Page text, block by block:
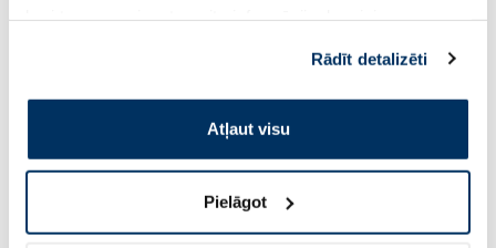
pakalpojumus. Ja piekrītat šo papildu sīkdatņu
izmantošanai, lūdzu, atzīmējiet savu izvēli:
Rādīt detalizēti
Atļaut visu
Pielāgot
12.67 € 10.13 €
Page 1 of 10
Saules aizsardzībai vasarā ☀️